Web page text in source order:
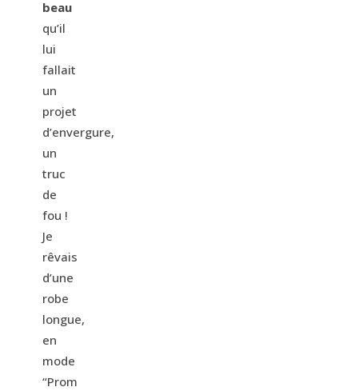
beau
qu’il
lui
fallait
un
projet
d’envergure,
un
truc
de
fou !
Je
rêvais
d’une
robe
longue,
en
mode
“Prom